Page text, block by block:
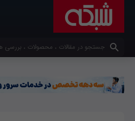
کلمات کلیدی خود را وارد کنید